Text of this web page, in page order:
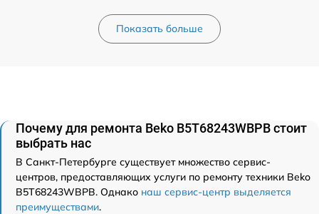
Показать больше
Почему для ремонта Beko B5T68243WBPB стоит
выбрать нас
В Санкт-Петербурге существует множество сервис-
центров, предоставляющих услуги по ремонту техники Beko
B5T68243WBPB. Однако наш сервис-центр выделяется
преимуществами.